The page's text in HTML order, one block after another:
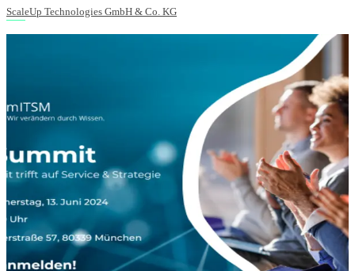
ScaleUp Technologies GmbH & Co. KG